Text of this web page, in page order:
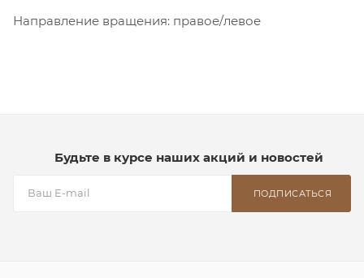
Направление вращения: правое/левое
Будьте в курсе наших акций и новостей
ПОДПИСАТЬСЯ